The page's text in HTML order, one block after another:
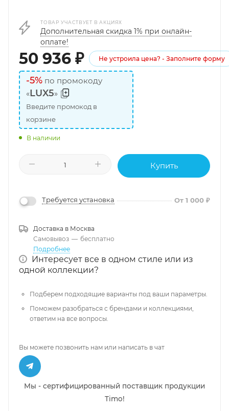
ТОВАР УЧАСТВУЕТ В АКЦИЯХ
Дополнительная скидка 1% при онлайн-
оплате!
50 936 ₽ Не устроила цена? - Заполните форму
-5% по промокоду
«LUX5»
Введите промокод в
корзине
В наличии
Купить
Требуется установка От 1 000 ₽
Доставка в Москва
Самовывоз — бесплатно
Подробнее
Интересует все в одном стиле или из
одной коллекции?
Подберем подходящие варианты под ваши параметры.
Поможем разобраться с брендами и коллекциями,
ответим на все вопросы.
Вы можете позвонить нам или написать в чат
Мы - сертифицированный поставщик продукции
Timo!